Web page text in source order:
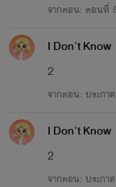
จากตอน: ตอนที่
I​ Don't Know
2
จากตอน: ประกาศ
I​ Don't Know
2
จากตอน: ประกาศ